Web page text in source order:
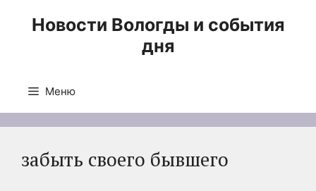
Новости Вологды и события
дня
Меню
забыть своего бывшего